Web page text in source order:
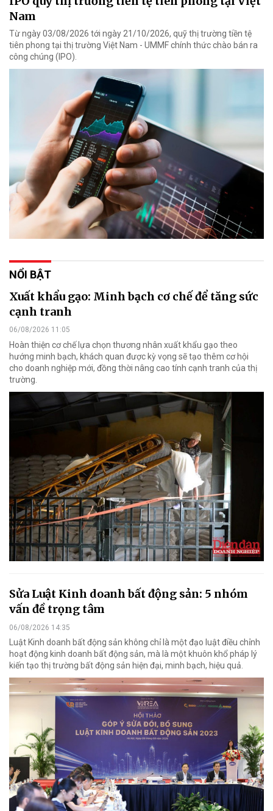
Nam
Từ ngày 03/08/2026 tới ngày 21/10/2026, quỹ thị trường tiền tệ
tiên phong tại thị trường Việt Nam - UMMF chính thức chào bán ra
công chúng (IPO).
NỔI BẬT
Xuất khẩu gạo: Minh bạch cơ chế để tăng sức
cạnh tranh
06/08/2026 11:05
Hoàn thiện cơ chế lựa chọn thương nhân xuất khẩu gạo theo
hướng minh bạch, khách quan được kỳ vọng sẽ tạo thêm cơ hội
cho doanh nghiệp mới, đồng thời nâng cao tính cạnh tranh của thị
trường.
Sửa Luật Kinh doanh bất động sản: 5 nhóm
vấn đề trọng tâm
06/08/2026 14:35
Luật Kinh doanh bất động sản không chỉ là một đạo luật điều chỉnh
hoạt động kinh doanh bất động sản, mà là một khuôn khổ pháp lý
kiến tạo thị trường bất động sản hiện đại, minh bạch, hiệu quả.